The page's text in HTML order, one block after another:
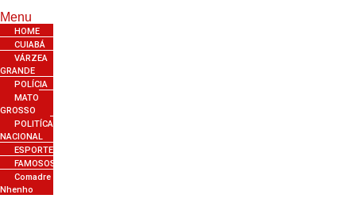
Menu
HOME
CUIABÁ
VÁRZEA
GRANDE
POLÍCIA
MATO
GROSSO
POLITÍCA
NACIONAL
ESPORTES
FAMOSOS
Comadre
Nhenho